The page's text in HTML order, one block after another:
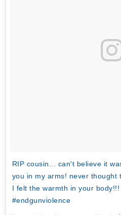
RIP cousin... can't believe it
you in my arms! never thought
I felt the warmth in your
#endgunviolence